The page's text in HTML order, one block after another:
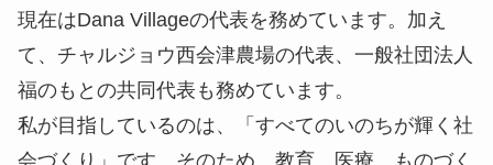
現在はDana Villageの代表を務めています。加え
て、チャルジョウ西会津農場の代表、一般社団法人
福のもとの共同代表も務めています。
私が目指しているのは、「すべてのいのちが輝く社
会づくり」です。そのため、教育、医療、ものづく